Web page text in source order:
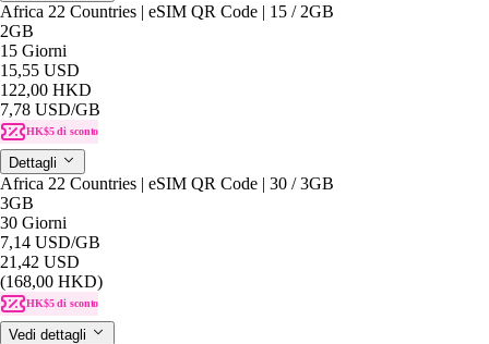
Africa 22 Countries | eSIM QR Code | 15 / 2GB
2GB
15 Giorni
15,55 USD
122,00 HKD
7,78 USD/GB
HK$5 di sconto
Dettagli
Africa 22 Countries | eSIM QR Code | 30 / 3GB
3GB
30 Giorni
7,14 USD/GB
21,42 USD
(168,00 HKD)
HK$5 di sconto
Vedi dettagli